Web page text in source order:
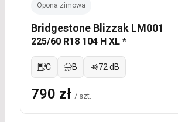
Opona zimowa
Bridgestone Blizzak LM001
225/60 R18 104 H XL *
C B 72 dB
790 zł / szt.